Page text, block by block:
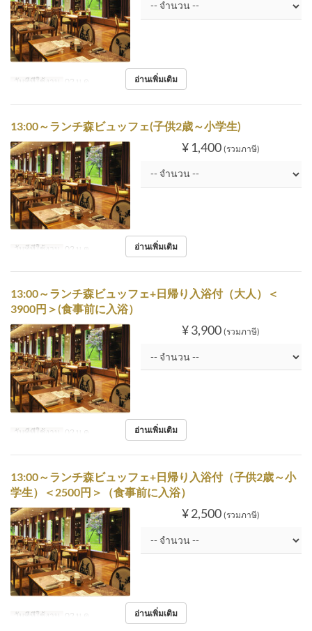
วันที่ที่ใช้งาน 02 ม.ค. อ่านเพิ่มเติม
13:00～ランチ森ビュッフェ(子供2歳～小学生)
¥ 1,400 (รวมภาษี)
วันที่ที่ใช้งาน 02 ม.ค. อ่านเพิ่มเติม
13:00～ランチ森ビュッフェ+日帰り入浴付（大人）＜
3900円＞(食事前に入浴）
¥ 3,900 (รวมภาษี)
วันที่ที่ใช้งาน 02 ม.ค. อ่านเพิ่มเติม
13:00～ランチ森ビュッフェ+日帰り入浴付（子供2歳～小
学生）＜2500円＞（食事前に入浴）
¥ 2,500 (รวมภาษี)
วันที่ที่ใช้งาน 02 ม.ค. อ่านเพิ่มเติม